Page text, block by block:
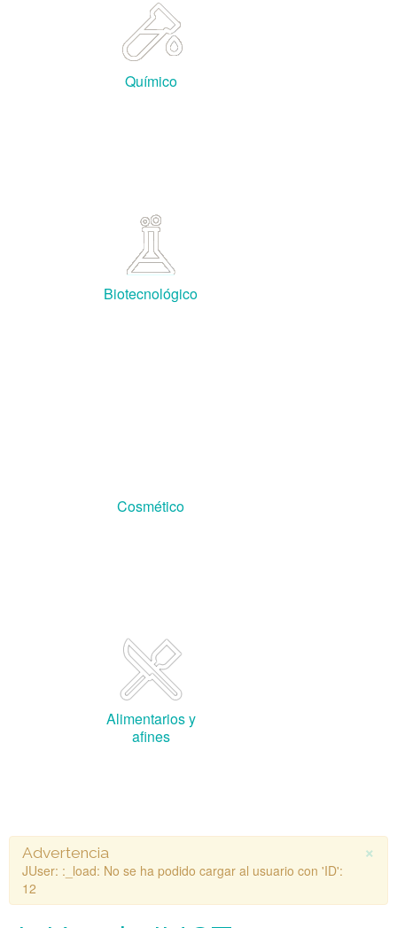
Químico
Biotecnológico
Cosmético
Alimentarios y
afines
×
Advertencia
JUser: :_load: No se ha podido cargar al usuario con 'ID':
12